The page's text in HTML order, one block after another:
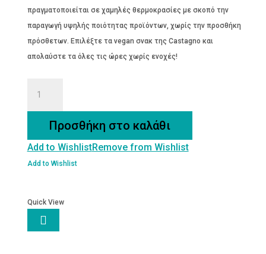
πραγματοποιείται σε χαμηλές θερμοκρασίες με σκοπό την
παραγωγή υψηλής ποιότητας προϊόντων, χωρίς την προσθήκη
πρόσθετων. Επιλέξτε τα vegan σνακ της Castagno και
απολαύστε τα όλες τις ώρες χωρίς ενοχές!
Ντίνκελ
BIO
ποσότητα
Προσθήκη στο καλάθι
Add to WishlistRemove from Wishlist
Add to Wishlist
Quick View
